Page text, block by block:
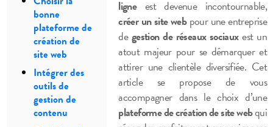
bonne
plateforme de
création de
site web
Intégrer des
outils de
gestion de
contenu
ligneest devenue incontournable,
créer un site webpour une entreprise
degestion de réseaux sociauxest un
atout majeur pour se démarquer et
attirer une clientèle diversifiée. Cet
article se propose de vous
accompagner dans le choix d’une
plateforme de création de site webqui